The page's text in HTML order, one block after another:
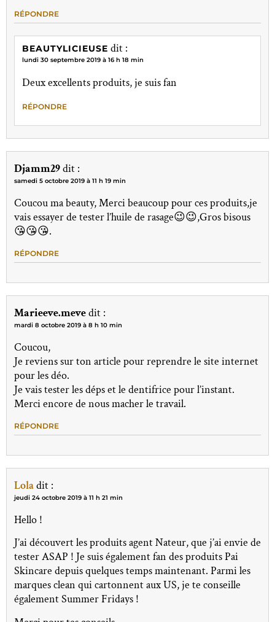
RÉPONDRE
BEAUTYLICIEUSE dit :
lundi 30 septembre 2019 à 16 h 18 min
Deux excellents produits, je suis fan
RÉPONDRE
Djamm29dit :
samedi 5 octobre 2019 à 11 h 19 min
Coucou ma beauty, Merci beaucoup pour ces produits,je
vais essayer de tester l’huile de rasage😉😉,Gros bisous
😘😘😘.
RÉPONDRE
Marieeve.mevedit :
mardi 8 octobre 2019 à 8 h 10 min
Coucou,
Je reviens sur ton article pour reprendre le site internet
pour les déo.
Je vais tester les déps et le dentifrice pour l’instant.
Merci encore de nous macher le travail.
RÉPONDRE
Loladit :
jeudi 24 octobre 2019 à 11 h 21 min
Hello !
J’ai découvert les produits agent Nateur, que j’ai envie de
tester ASAP ! Je suis également fan des produits Pai
Skincare depuis quelques temps maintenant. Parmi les
marques clean qui cartonnent aux US, je te conseille
également Summer Fridays !